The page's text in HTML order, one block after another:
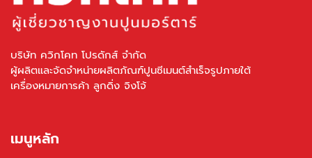
บริษัท ควิกโคท โปรดักส์ จำกัด
ผู้ผลิตและจัดจำหน่ายผลิตภัณฑ์ปูนซีเมนต์สำเร็จรูปภายใต้
เครื่องหมายการค้า ลูกดิ่ง จิงโจ้
เมนูหลัก